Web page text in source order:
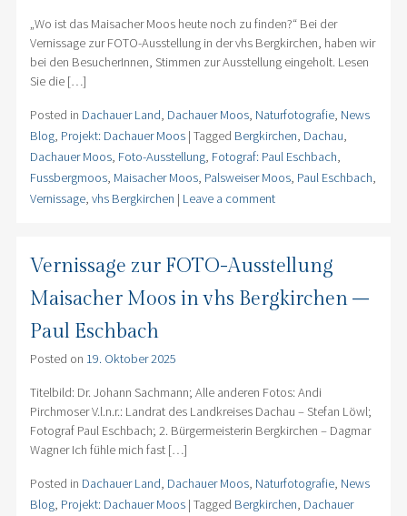
„Wo ist das Maisacher Moos heute noch zu finden?“ Bei der
Vernissage zur FOTO-Ausstellung in der vhs Bergkirchen, haben wir
bei den BesucherInnen, Stimmen zur Ausstellung eingeholt. Lesen
Sie die […]
Posted in Dachauer Land, Dachauer Moos, Naturfotografie, News
Blog, Projekt: Dachauer Moos | Tagged Bergkirchen, Dachau,
Dachauer Moos, Foto-Ausstellung, Fotograf: Paul Eschbach,
Fussbergmoos, Maisacher Moos, Palsweiser Moos, Paul Eschbach,
Vernissage, vhs Bergkirchen | Leave a comment
Vernissage zur FOTO-Ausstellung
Maisacher Moos in vhs Bergkirchen –
Paul Eschbach
Posted on 19. Oktober 2025
Titelbild: Dr. Johann Sachmann; Alle anderen Fotos: Andi
Pirchmoser V.l.n.r.: Landrat des Landkreises Dachau – Stefan Löwl;
Fotograf Paul Eschbach; 2. Bürgermeisterin Bergkirchen – Dagmar
Wagner Ich fühle mich fast […]
Posted in Dachauer Land, Dachauer Moos, Naturfotografie, News
Blog, Projekt: Dachauer Moos | Tagged Bergkirchen, Dachauer